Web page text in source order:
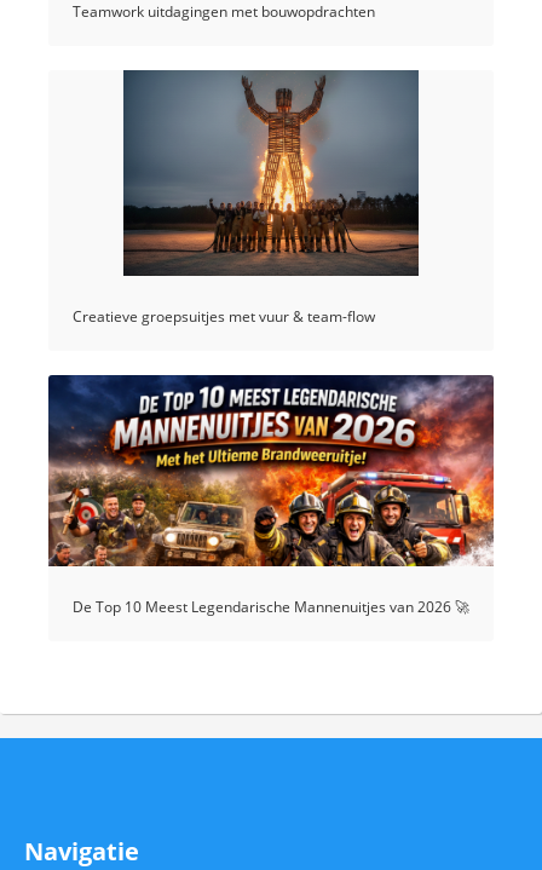
Teamwork uitdagingen met bouwopdrachten
Creatieve groepsuitjes met vuur & team-flow
De Top 10 Meest Legendarische Mannenuitjes van 2026 🚀
Navigatie